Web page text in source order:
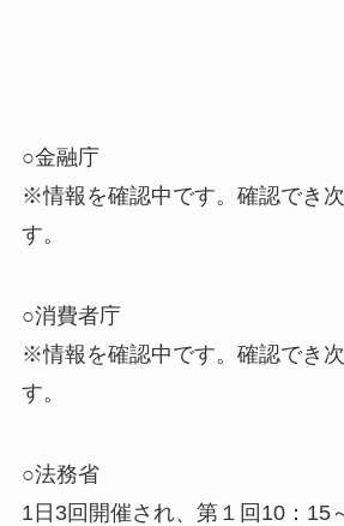
○金融庁
※情報を確認中です。確認でき
す。
○消費者庁
※情報を確認中です。確認でき
す。
○法務省
1日3回開催され、第１回10：15